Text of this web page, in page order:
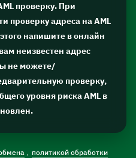
проверку. При
проверку адреса на AML
напишите в онлайн
неизвестен адрес
не можете/
проверку,
уровня риска AML в
, политикой обработки